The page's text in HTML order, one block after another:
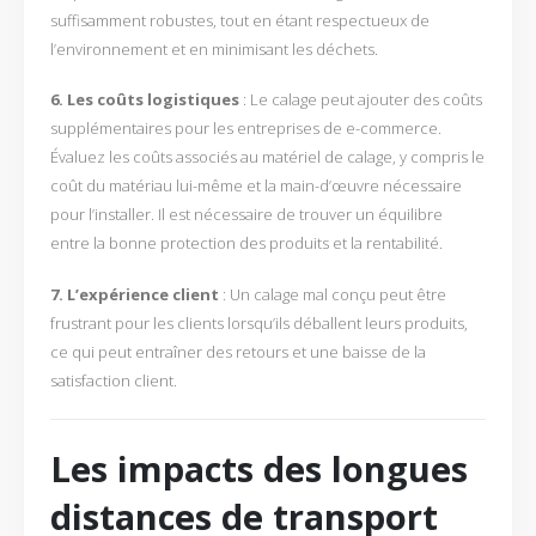
suffisamment robustes, tout en étant respectueux de
l’environnement et en minimisant les déchets.
6. Les coûts logistiques : Le calage peut ajouter des coûts
supplémentaires pour les entreprises de e-commerce.
Évaluez les coûts associés au matériel de calage, y compris le
coût du matériau lui-même et la main-d’œuvre nécessaire
pour l’installer. Il est nécessaire de trouver un équilibre
entre la bonne protection des produits et la rentabilité.
7. L’expérience client : Un calage mal conçu peut être
frustrant pour les clients lorsqu’ils déballent leurs produits,
ce qui peut entraîner des retours et une baisse de la
satisfaction client.
Les impacts des longues
distances de transport